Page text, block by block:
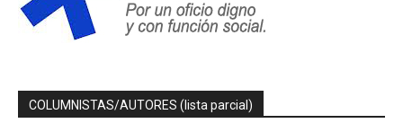
COLUMNISTAS/AUTORES (lista parcial)